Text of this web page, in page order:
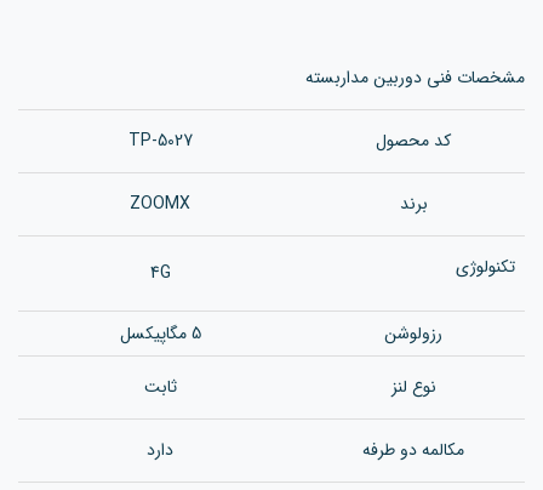
مشخصات فنی دوربین مداربسته
کد محصول TP-5027
برند ZOOMX
تکنولوژی 4G
رزولوشن
5 مگاپیکسل
نوع لنز
ثابت
مکالمه دو طرفه دارد